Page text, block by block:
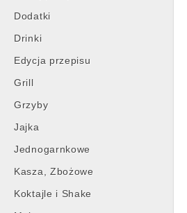
Dodatki
Drinki
Edycja przepisu
Grill
Grzyby
Jajka
Jednogarnkowe
Kasza, Zbożowe
Koktajle i Shake